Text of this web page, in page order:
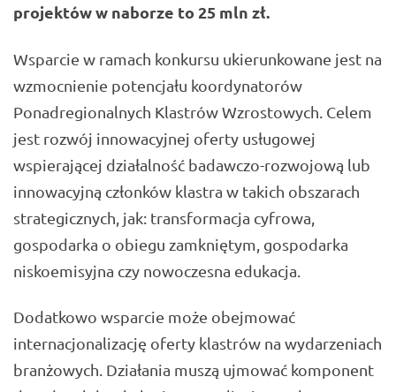
projektów w naborze to 25 mln zł.
Wsparcie w ramach konkursu ukierunkowane jest na
wzmocnienie potencjału koordynatorów
Ponadregionalnych Klastrów Wzrostowych. Celem
jest rozwój innowacyjnej oferty usługowej
wspierającej działalność badawczo-rozwojową lub
innowacyjną członków klastra w takich obszarach
strategicznych, jak: transformacja cyfrowa,
gospodarka o obiegu zamkniętym, gospodarka
niskoemisyjna czy nowoczesna edukacja.
Dodatkowo wsparcie może obejmować
internacjonalizację oferty klastrów na wydarzeniach
branżowych. Działania muszą ujmować komponent